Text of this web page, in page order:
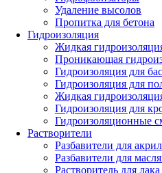
Удаление высолов
Пропитка для бетона
Гидроизоляция
Жидкая
Проникающая
Гидроизоляция для
Гидроизоляция для
Жидкая
Гидроизоляция для
Гидроизоляционные
Растворители
Разбавители для
Разбавители для
Растворитель для лака